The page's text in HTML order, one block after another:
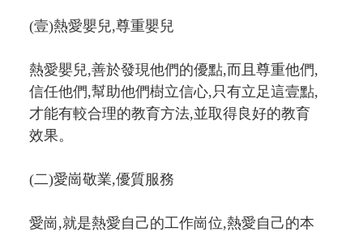
(壹)熱愛嬰兒,尊重嬰兒
熱愛嬰兒,善於發現他們的優點,而且尊重他們,
信任他們,幫助他們樹立信心,只有立足這壹點,
才能有較合理的教育方法,並取得良好的教育
效果。
(二)愛崗敬業,優質服務
愛崗,就是熱愛自己的工作崗位,熱愛自己的本